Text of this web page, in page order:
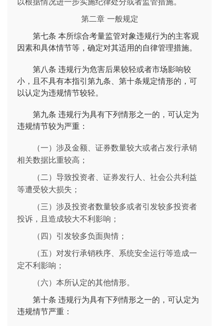
第二章 一般规定
第七条 本所综合考量监管对象违规行为的主客观
因素和具体情节等，确定对其适用的自律管理措施。
第八条 违规行为危害后果较轻或者市场影响较
小，且不具有本指引第九条、第十条规定情形的，可
以认定为违规情节较轻。
第九条 违规行为具有下列情形之一的，可认定为
违规情节较为严重：
（一）涉及金额、证券数量较大或者占发行承销
相关数据比重较高；
（二）导致投资者、证券发行人、社会公共利益
等遭受较大损失；
（三）涉及投资者数量较多或者引发较多投资者
投诉，且造成较大不利影响；
（四）引发较多负面舆情；
（五）对发行承销秩序、系统安全运行等造成一
定不利影响；
（六）本所认定的其他情形。
第十条 违规行为具有下列情形之一的，可认定为
违规情节严重：